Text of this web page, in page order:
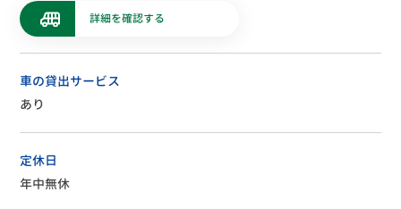
詳細を確認する
車の貸出サービス
あり
定休日
年中無休